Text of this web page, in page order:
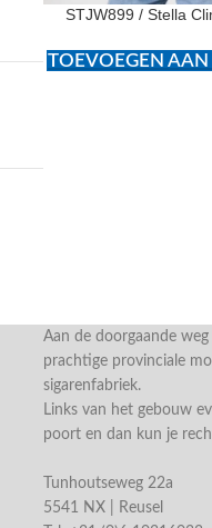
STJW899 / Stella
TOEVOEGEN AAN
Aan de doorgaande
prachtige provinciale
sigarenfabriek.
Links van het gebouw
poort en dan kun je
Tunhoutseweg 22a
5541 NX | Reusel